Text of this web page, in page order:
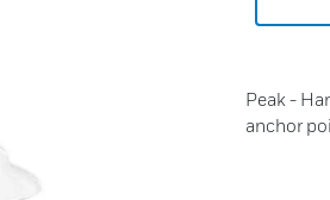
Peak -
anchor